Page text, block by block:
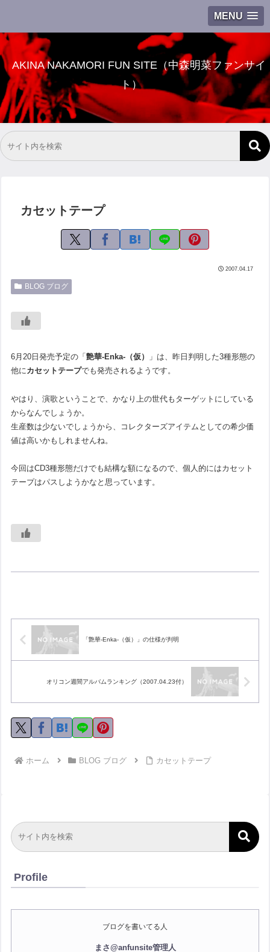
MENU
AKINA NAKAMORI FUN SITE（中森明菜ファンサイ
ト）
カセットテープ
2007.04.17
BLOG ブログ
6月20日発売予定の「艶華-Enka-（仮）
」は、昨日判明した3種形態の
他にカセットテープでも発売されるようです。
やはり、演歌ということで、かなり上の世代もターゲットにしている
からなんでしょうか。
生産数は少ないでしょうから、コレクターズアイテムとしての希少価
値は高いかもしれませんね。
今回はCD3種形態だけでも結構な額になるので、個人的にはカセット
テープはパスしようかなと思っています。
「艶華-Enka-（仮）」の仕様が判明
オリコン週間アルバムランキング（2007.04.23付）
ホーム BLOG ブログ カセットテープ
Profile
ブログを書いてる人
まさ@anfunsite管理人